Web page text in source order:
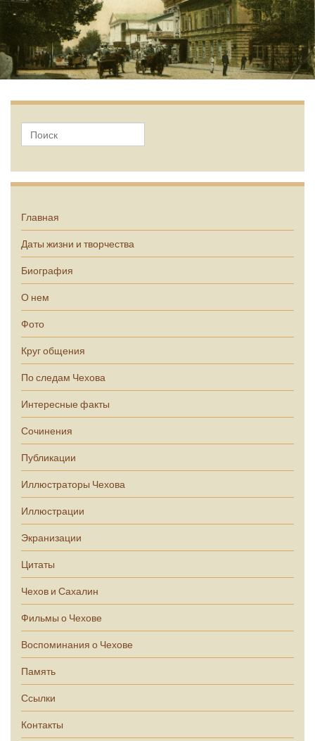
Главная
Даты жизни и творчества
Биография
О нем
Фото
Круг общения
По следам Чехова
Интересные факты
Сочинения
Публикации
Иллюстраторы Чехова
Иллюстрации
Экранизации
Цитаты
Чехов и Сахалин
Фильмы о Чехове
Воспоминания о Чехове
Память
Ссылки
Контакты